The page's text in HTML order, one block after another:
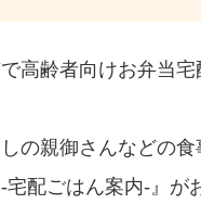
高齢者向けお弁当
の親御さんなどの
宅配ごはん案内‐』が